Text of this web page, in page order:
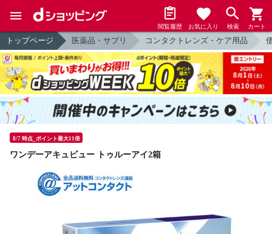
閲覧履歴 お気に入り 検索 カート
トップページ 医薬品・サプリ コンタクトレンズ・ケア用品
8/7 時点_ポイント最大11倍
ワンデーアキュビュー トゥルーアイ2箱